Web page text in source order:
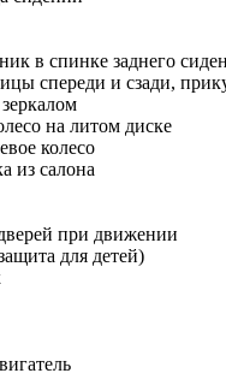
в спинке заднего
спереди и сзади,
на литом диске
колесо
из салона
при движении
для детей)